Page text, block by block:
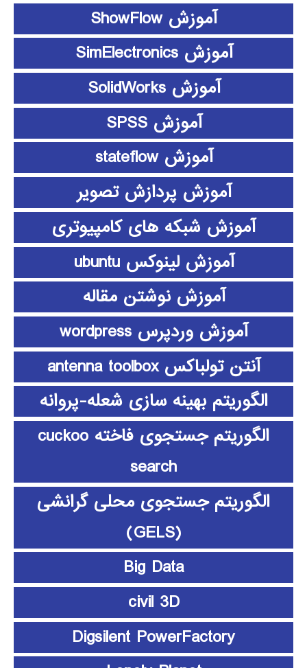
آموزش ShowFlow
آموزش SimElectronics
آموزش SolidWorks
آموزش SPSS
آموزش stateflow
آموزش پردازش تصویر
آموزش شبکه های کامپیوتری
آموزش لینوکس ubuntu
آموزش نوشتن مقاله
آموزش وردپرس wordpress
آنتن تولباکس antenna toolbox
الگوریتم بهینه سازی شعله-پروانه
الگوریتم جستجوی فاخته cuckoo
search
الگوریتم جستجوی محلی گرانشی
(GELS)
Big Data
civil 3D
Digsilent PowerFactory